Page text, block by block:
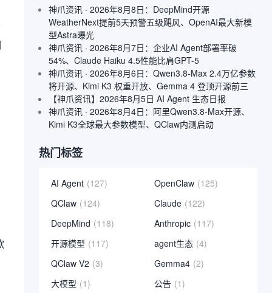
神爪资讯 · 2026年8月8日：DeepMind开源
WeatherNext提前5天预警五级飓风、OpenAI最大新模
型Astra曝光
神爪资讯 · 2026年8月7日：企业AI Agent部署率破
54%、Claude Haiku 4.5性能比肩GPT-5
神爪资讯 · 2026年8月6日：Qwen3.8-Max 2.4万亿参数
将开源、Kimi K3 权重开放、Gemma 4 登顶开源前三
【神爪资讯】2026年8月5日 AI Agent 生态日报
神爪资讯 · 2026年8月4日：阿里Qwen3.8-Max开源、
Kimi K3全球最大参数模型、QClaw内测启动
热门标签
AI Agent (127) OpenClaw (125)
QClaw (124) Claude (122)
DeepMind (118) Anthropic (117)
开源模型 (117) agent生态 (4)
QClaw V2 (3) Gemma4 (2)
大模型 (1) 公告 (1)